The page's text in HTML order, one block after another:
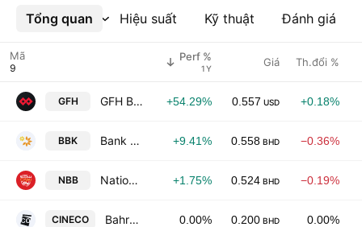
Tổng quan Hiệu suất Kỹ thuật Đánh giá
Xem thêm
Mã Perf %
1Y Giá Th.đổi %
GFH GFH Bank B.S.C. +54.29% 0.557 USD +0.18%
BBK Bank of Bahrain and Kuwait B.S.C. +9.41% 0.558 BHD −0.36%
NBB National Bank of Bahrain BSC +1.75% 0.524 BHD −0.19%
CINECO Bahrain Cinema Co. BSC 0.00% 0.200 BHD 0.00%